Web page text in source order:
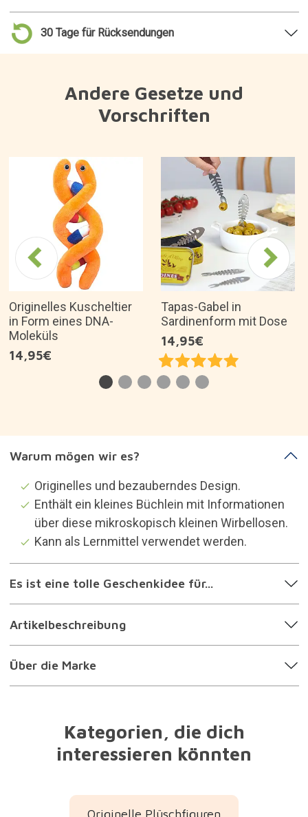
30 Tage für Rücksendungen
Andere Gesetze und
Vorschriften
Originelles Kuscheltier
in Form eines DNA-
Moleküls
14,95€
Tapas-Gabel in
Sardinenform mit Dose
14,95€
Warum mögen wir es?
Originelles und bezauberndes Design.
Enthält ein kleines Büchlein mit Informationen
über diese mikroskopisch kleinen Wirbellosen.
Kann als Lernmittel verwendet werden.
Es ist eine tolle Geschenkidee für...
Artikelbeschreibung
Über die Marke
Kategorien, die dich
interessieren könnten
Originelle Plüschfiguren